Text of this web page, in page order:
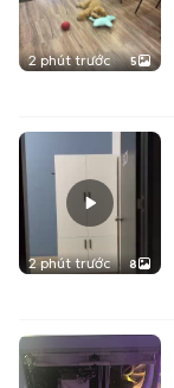
2 phút trước 5
2 phút trước 8